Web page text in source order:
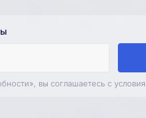
вы соглашаетесь с